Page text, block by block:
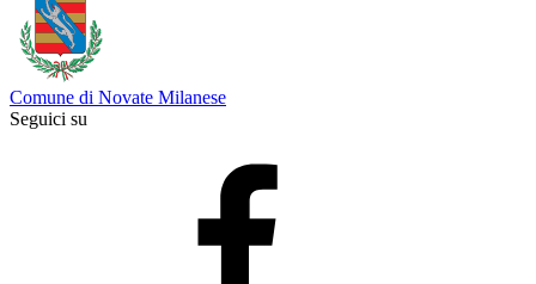
Comune di Novate Milanese
Seguici su